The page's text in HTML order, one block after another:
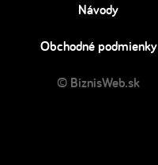
Návody
Obchodné podmienky
© BiznisWeb.sk